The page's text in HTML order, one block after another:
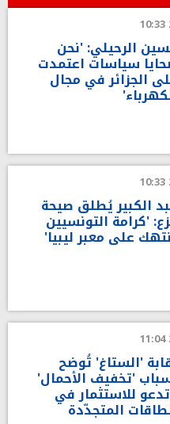
الرحيلي: 'نحن
سياسات اعتمدت
الجزائر في مجال
الكبير يُطلق صيحة
'كرامة التونسيين
على معبر ليبيا'
'الستاغ' تُوضح
'تخفيف الأحمال'
للاستثمار في
المتجدّدة